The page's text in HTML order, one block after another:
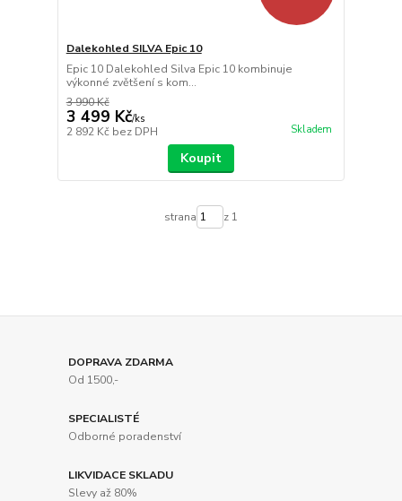
Dalekohled SILVA Epic 10
Epic 10 Dalekohled Silva Epic 10 kombinuje
výkonné zvětšení s kom...
3 990 Kč
3 499 Kč/ks
2 892 Kč bez DPH Skladem
Koupit
strana z 1
DOPRAVA ZDARMA
Od 1500,-
SPECIALISTÉ
Odborné poradenství
LIKVIDACE SKLADU
Slevy až 80%